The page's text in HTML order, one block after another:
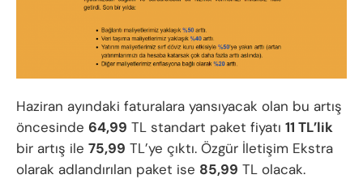
Haziran ayındaki faturalara yansıyacak olan bu artış
öncesinde 64,99 TL standart paket fiyatı 11 TL’lik
bir artış ile 75,99 TL’ye çıktı. Özgür İletişim Ekstra
olarak adlandırılan paket ise 85,99 TL olacak.